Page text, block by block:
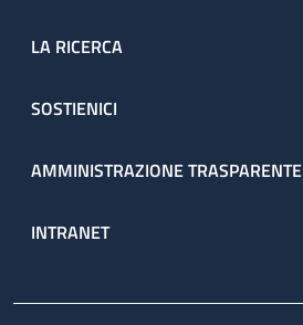
LA RICERCA
SOSTIENICI
AMMINISTRAZIONE TRASPARENTE
INTRANET